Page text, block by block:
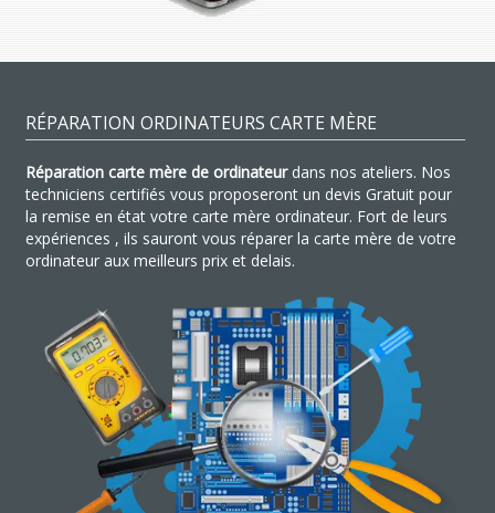
RÉPARATION ORDINATEURS CARTE MÈRE
Réparation carte mère de ordinateurdans nos ateliers. Nos
techniciens certifiés vous proposeront un devis Gratuit pour
la remise en état votre carte mère ordinateur. Fort de leurs
expériences , ils sauront vous réparer la carte mère de votre
ordinateur aux meilleurs prix et delais.